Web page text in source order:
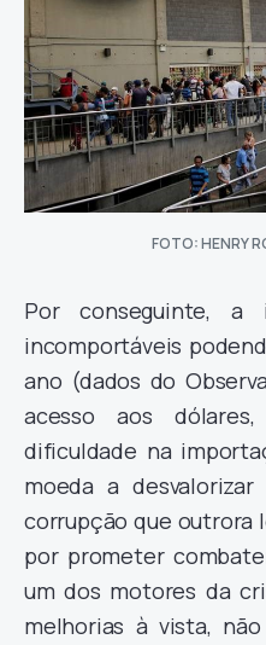
FOTO: HENRY
Por conseguinte, a
incomportáveis
ano (dados do
acesso aos
dificuldade na
moeda a
corrupção que outrora
por prometer
um dos motores da
melhorias à vista,